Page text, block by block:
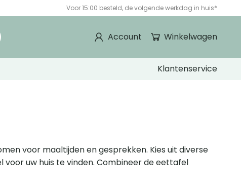
Voor 15:00 besteld, de volgende werkdag in huis*
Winkelwagen
Account
Klantenservice
voor maaltijden en gesprekken. Kies uit diverse
uw huis te vinden. Combineer de eettafel